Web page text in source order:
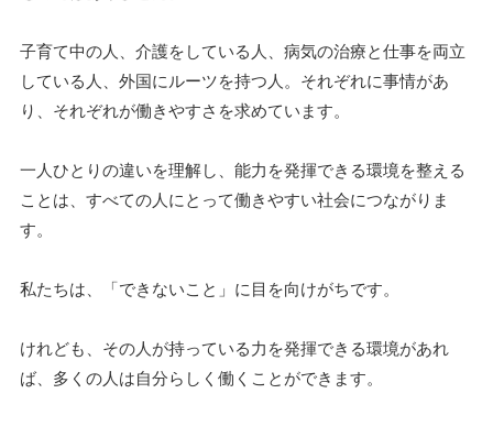
子育て中の人、介護をしている人、病気の治療と仕事を両立
している人、外国にルーツを持つ人。それぞれに事情があ
り、それぞれが働きやすさを求めています。
一人ひとりの違いを理解し、能力を発揮できる環境を整える
ことは、すべての人にとって働きやすい社会につながりま
す。
私たちは、「できないこと」に目を向けがちです。
けれども、その人が持っている力を発揮できる環境があれ
ば、多くの人は自分らしく働くことができます。